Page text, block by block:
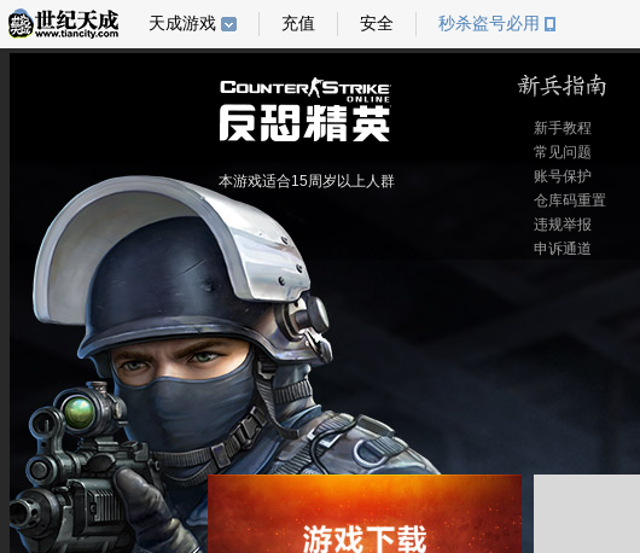
本游戏适合15周岁以上人群
新手教程
常见问题
账号保护
仓库码重置
违规举报
申诉通道
天成游戏 充值 安全 秒杀盗号必用